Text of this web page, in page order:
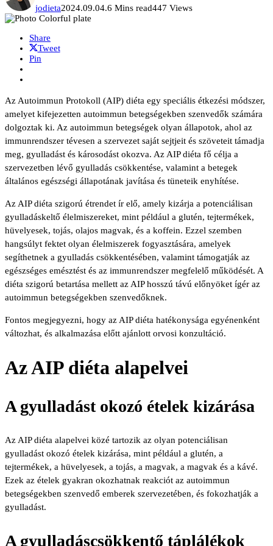
jodieta2024.09.04.6 Mins read447 Views
Share
Tweet
Pin
Az Autoimmun Protokoll (AIP) diéta egy speciális étkezési módszer,
amelyet kifejezetten autoimmun betegségekben szenvedők számára
dolgoztak ki. Az autoimmun betegségek olyan állapotok, ahol az
immunrendszer tévesen a szervezet saját sejtjeit és szöveteit támadja
meg, gyulladást és károsodást okozva. Az AIP diéta fő célja a
szervezetben lévő gyulladás csökkentése, valamint a betegek
általános egészségi állapotának javítása és tüneteik enyhítése.
Az AIP diéta szigorú étrendet ír elő, amely kizárja a potenciálisan
gyulladáskeltő élelmiszereket, mint például a glutén, tejtermékek,
hüvelyesek, tojás, olajos magvak, és a koffein. Ezzel szemben
hangsúlyt fektet olyan élelmiszerek fogyasztására, amelyek
segíthetnek a gyulladás csökkentésében, valamint támogatják az
egészséges emésztést és az immunrendszer megfelelő működését. A
diéta szigorú betartása mellett az AIP hosszú távú előnyöket ígér az
autoimmun betegségekben szenvedőknek.
Fontos megjegyezni, hogy az AIP diéta hatékonysága egyénenként
változhat, és alkalmazása előtt ajánlott orvosi konzultáció.
Az AIP diéta alapelvei
A gyulladást okozó ételek kizárása
Az AIP diéta alapelvei közé tartozik az olyan potenciálisan
gyulladást okozó ételek kizárása, mint például a glutén, a
tejtermékek, a hüvelyesek, a tojás, a magvak, a magvak és a kávé.
Ezek az ételek gyakran okozhatnak reakciót az autoimmun
betegségekben szenvedő emberek szervezetében, és fokozhatják a
gyulladást.
A gyulladáscsökkentő táplálékok